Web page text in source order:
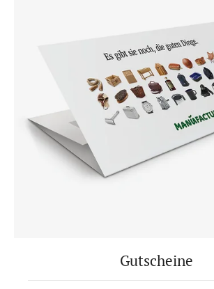
Gutscheine